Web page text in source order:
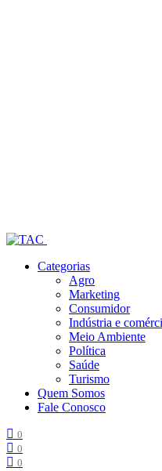
Categorias
Agro
Marketing
Consumidor
Indústria e
Meio Ambiente
Política
Saúde
Turismo
Quem Somos
Fale Conosco
0
0
0